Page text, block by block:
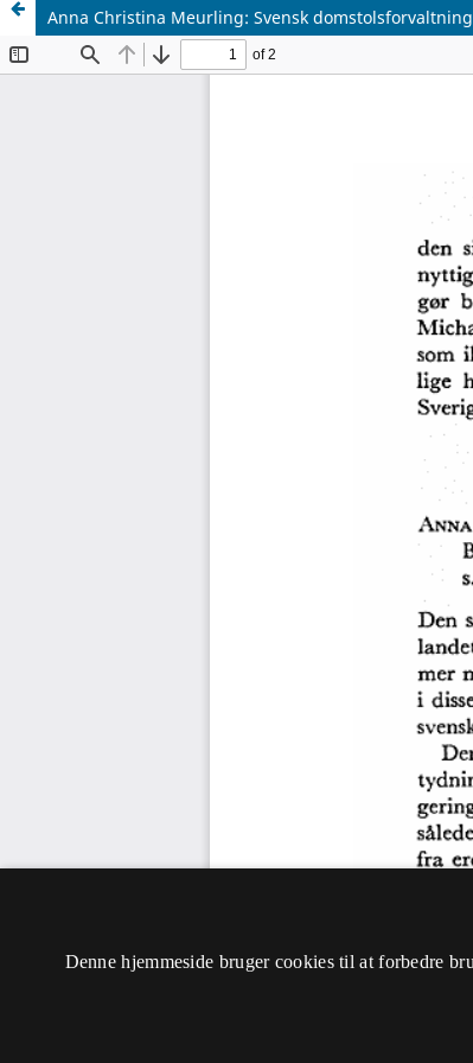
Anna Christina Meurling: Svensk
Denne hjemmeside bruger cookies til at forbedre